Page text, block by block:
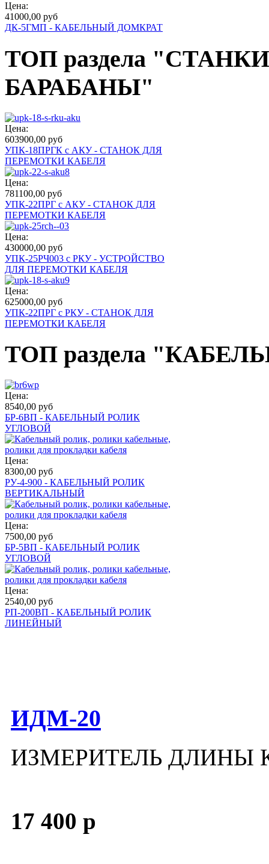
Цена:
41000,00 руб
ДК-5ГМП - КАБЕЛЬНЫЙ ДОМКРАТ
ТОП раздела
БАРАБАНЫ"
Цена:
603900,00 руб
УПК-18ПРГК с АКУ - СТАНОК ДЛЯ
ПЕРЕМОТКИ КАБЕЛЯ
Цена:
781100,00 руб
УПК-22ПРГ с АКУ - СТАНОК ДЛЯ
ПЕРЕМОТКИ КАБЕЛЯ
Цена:
430000,00 руб
УПК-25РЧ003 с РКУ - УСТРОЙСТВО
ДЛЯ ПЕРЕМОТКИ КАБЕЛЯ
Цена:
625000,00 руб
УПК-22ПРГ с РКУ - СТАНОК ДЛЯ
ПЕРЕМОТКИ КАБЕЛЯ
ТОП раздела
Цена:
8540,00 руб
БР-6ВП - КАБЕЛЬНЫЙ РОЛИК
УГЛОВОЙ
Цена:
8300,00 руб
РУ-4-900 - КАБЕЛЬНЫЙ РОЛИК
ВЕРТИКАЛЬНЫЙ
Цена:
7500,00 руб
БР-5ВП - КАБЕЛЬНЫЙ РОЛИК
УГЛОВОЙ
Цена:
2540,00 руб
РП-200ВП - КАБЕЛЬНЫЙ РОЛИК
ЛИНЕЙНЫЙ
ИДМ-20
ИЗМЕРИТЕЛЬ ДЛИНЫ
17 400 р